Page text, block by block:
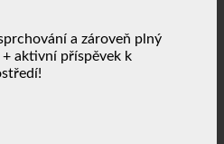
a zároveň plný
aktivní příspěvek k